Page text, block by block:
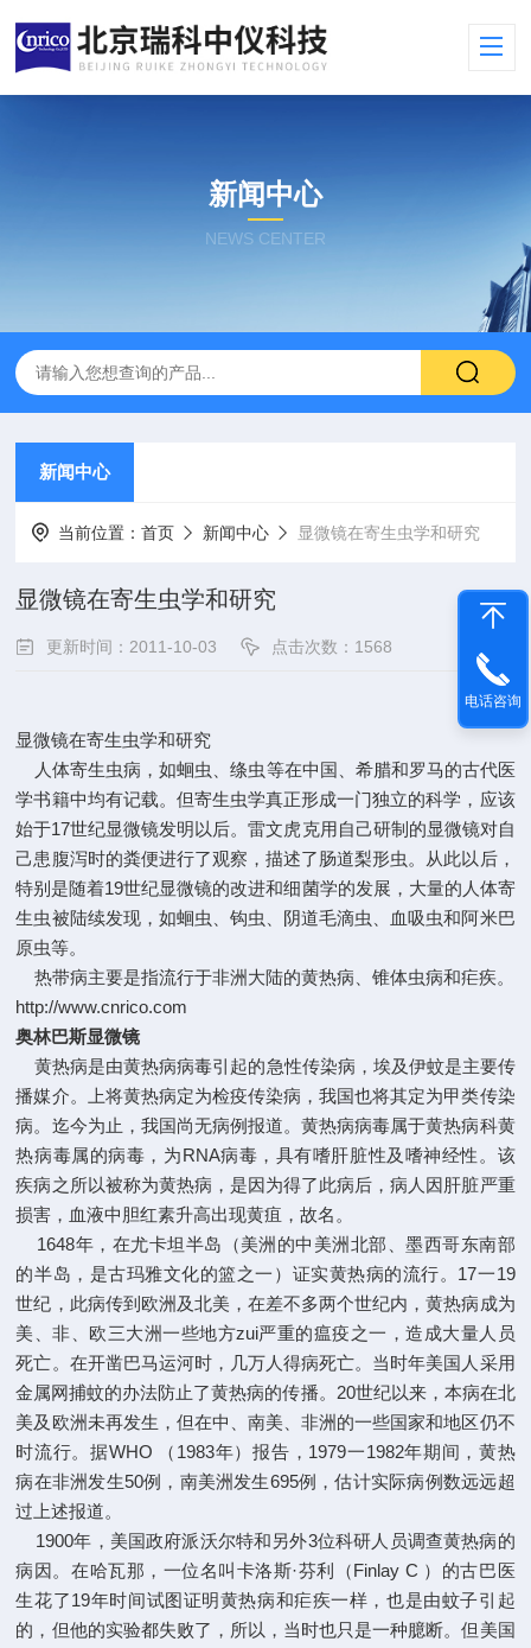
新闻中心
NEWS CENTER
新闻中心
当前位置：首页 新闻中心 显微镜在寄生虫学和研究
显微镜在寄生虫学和研究
更新时间：2011-10-03 点击次数：1568
显微镜在寄生虫学和研究
人体寄生虫病，如蛔虫、绦虫等在中国、希腊和罗马的古代医
学书籍中均有记载。但寄生虫学真正形成一门独立的科学，应该
始于17世纪显微镜发明以后。雷文虎克用自己研制的显微镜对自
己患腹泻时的粪便进行了观察，描述了肠道梨形虫。从此以后，
特别是随着19世纪显微镜的改进和细菌学的发展，大量的人体寄
生虫被陆续发现，如蛔虫、钩虫、阴道毛滴虫、血吸虫和阿米巴
原虫等。
热带病主要是指流行于非洲大陆的黄热病、锥体虫病和疟疾。
http://www.cnrico.com
奥林巴斯显微镜
黄热病是由黄热病病毒引起的急性传染病，埃及伊蚊是主要传
播媒介。上将黄热病定为检疫传染病，我国也将其定为甲类传染
病。迄今为止，我国尚无病例报道。黄热病病毒属于黄热病科黄
热病毒属的病毒，为RNA病毒，具有嗜肝脏性及嗜神经性。该
疾病之所以被称为黄热病，是因为得了此病后，病人因肝脏严重
损害，血液中胆红素升高出现黄疽，故名。
1648年，在尤卡坦半岛（美洲的中美洲北部、墨西哥东南部
的半岛，是古玛雅文化的篮之一）证实黄热病的流行。17一19
世纪，此病传到欧洲及北美，在差不多两个世纪内，黄热病成为
美、非、欧三大洲一些地方zui严重的瘟疫之一，造成大量人员
死亡。在开凿巴马运河时，几万人得病死亡。当时年美国人采用
金属网捕蚊的办法防止了黄热病的传播。20世纪以来，本病在北
美及欧洲未再发生，但在中、南美、非洲的一些国家和地区仍不
时流行。据WHO （1983年）报告，1979一1982年期间，黄热
病在非洲发生50例，南美洲发生695例，估计实际病例数远远超
过上述报道。
1900年，美国政府派沃尔特和另外3位科研人员调查黄热病的
病因。在哈瓦那，一位名叫卡洛斯·芬利（Finlay C ）的古巴医
生花了19年时间试图证明黄热病和疟疾一样，也是由蚊子引起
的，但他的实验都失败了，所以，当时也只是一种臆断。但美国
电话咨询